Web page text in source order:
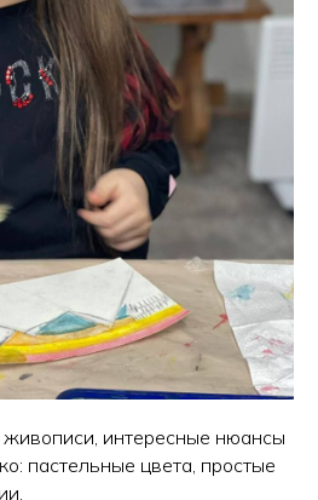
интересные нюансы
пастельные цвета, простые